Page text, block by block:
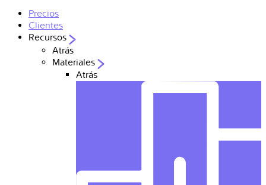
Precios
Clientes
Recursos
Atrás
Materiales
Atrás